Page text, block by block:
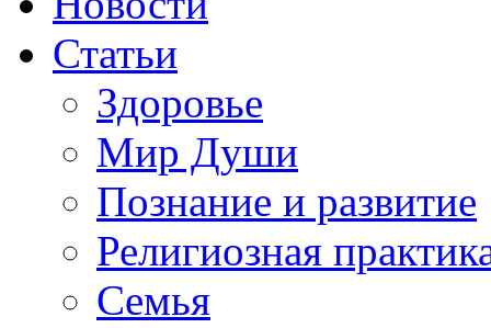
Статьи
Здоровье
Мир Души
Познание и развитие
Религиозная
Семья